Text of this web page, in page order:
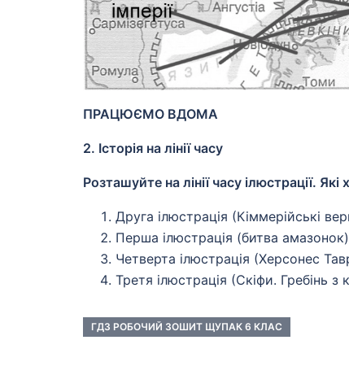
ПРАЦЮЄМО ВДОМА
2. Історія на лінії часу
Розташуйте на лінії часу ілюстрації.
Друга ілюстрація (Кіммерійські
Перша ілюстрація (битва
Четверта ілюстрація (Херсонес
Третя ілюстрація (Скіфи. Гребінь
ГДЗ РОБОЧИЙ ЗОШИТ ЩУПАК 6 КЛАС